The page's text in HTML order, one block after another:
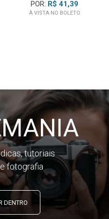
desmontar
ou duas mãos
criativos
POR: R$ 41,39
À VISTA NO BOLETO
tutoriais
fotografia
DENTRO